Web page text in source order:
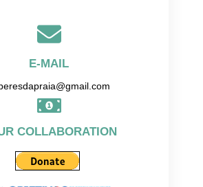
E-MAIL
COLLABORATION